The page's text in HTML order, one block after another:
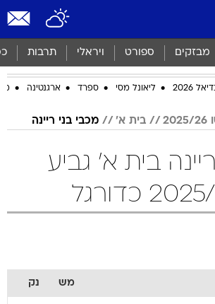
מבזקים ספורט ויראלי תרבות
2026 ליאונל מסי ספרד ארגנטינה
בית א' מכבי בני ריינה
בית א' גביע
מש נק